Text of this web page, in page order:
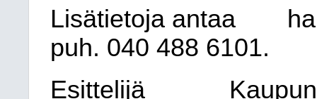
Lisätietoja antaa
puh. 040 488 6101.
Esittelijä